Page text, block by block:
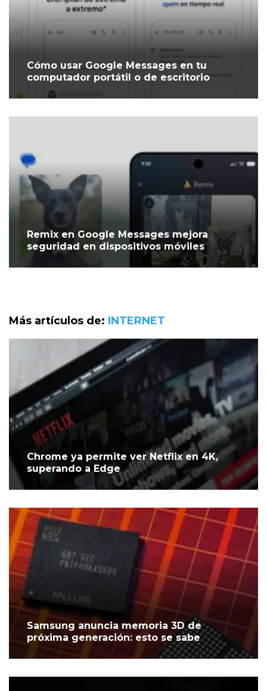
Cómo usar Google Messages en tu
computador portátil o de escritorio
Remix en Google Messages mejora
seguridad en dispositivos móviles
Más artículos de: INTERNET
Chrome ya permite ver Netflix en 4K,
superando a Edge
Samsung anuncia memoria 3D de
próxima generación: esto se sabe